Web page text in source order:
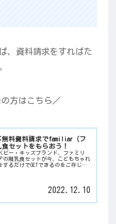
、資料請求をすればた
方はこちら／
無料資料請求でfamiliar（フ
セットをもらおう！
ビー・キッズブランド、ファミリ
の離乳食セットが今、こどもちゃれ
るだけでGETできるのをご存じで
2022.12.10